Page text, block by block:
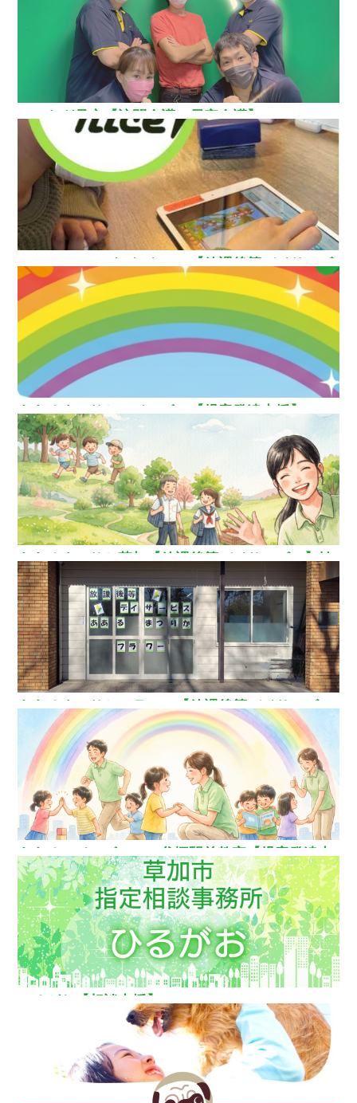
ひいらぎ足立【訪問介護・居宅介護】
How nice（ハウ ナイス）!【放課後等デイサービ
ス】
ああるまつりかレインボー【児童発達支援】
ああるまつりか草加【放課後等デイサービス】埼
玉県草加市
ああるまつりかフラワー【放課後等デイサービ
ス】
ああるレインボーDuo谷塚駅前教室【児童発達支
援】
ひるがお【相談支援】